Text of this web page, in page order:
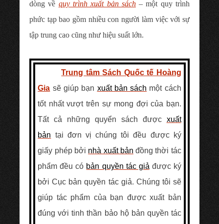
dòng về quy trình xuất bản sách– một quy trình
phức tạp bao gồm nhiều con người làm việc với sự
tập trung cao cũng như hiệu suất lớn.
Trung tâm Sách Quốc tế Hoàng
Gia sẽ giúp bạn xuất bản sách một cách
tốt nhất vượt trên sự mong đợi của bạn.
Tất cả những quyển sách được
xuất
bản tại đơn vị chúng tôi đều được ký
giấy phép bởi nhà xuất bản đồng thời tác
phẩm đều có bản quyền tác giả được ký
bởi Cục bản quyền tác giả. Chúng tôi sẽ
giúp tác phẩm của bạn được xuất bản
đúng với tinh thần bảo hộ bản quyền tác